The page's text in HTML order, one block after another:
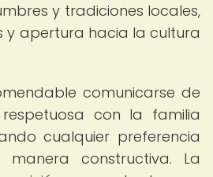
y tradiciones locales,
y apertura hacia la cultura
comunicarse de
con la familia
cualquier preferencia
constructiva. La